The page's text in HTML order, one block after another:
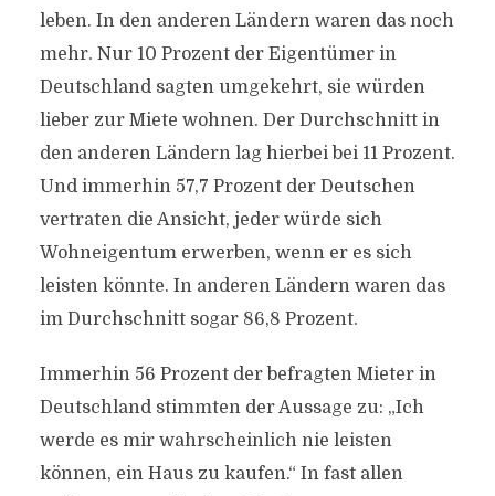
leben. In den anderen Ländern waren das noch
mehr. Nur 10 Prozent der Eigentümer in
Deutschland sagten umgekehrt, sie würden
lieber zur Miete wohnen. Der Durchschnitt in
den anderen Ländern lag hierbei bei 11 Prozent.
Und immerhin 57,7 Prozent der Deutschen
vertraten die Ansicht, jeder würde sich
Wohneigentum erwerben, wenn er es sich
leisten könnte. In anderen Ländern waren das
im Durchschnitt sogar 86,8 Prozent.
Immerhin 56 Prozent der befragten Mieter in
Deutschland stimmten der Aussage zu: „Ich
werde es mir wahrscheinlich nie leisten
können, ein Haus zu kaufen.“ In fast allen